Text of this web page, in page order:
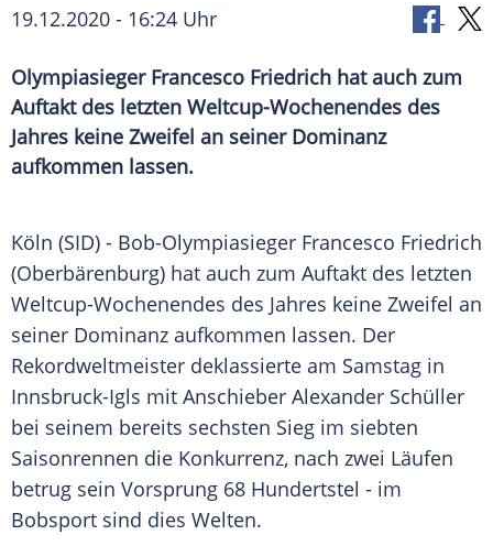
19.12.2020 - 16:24 Uhr
Olympiasieger Francesco Friedrich hat auch zum
Auftakt des letzten Weltcup-Wochenendes des
Jahres keine Zweifel an seiner Dominanz
aufkommen lassen.
Köln (SID) - Bob-Olympiasieger Francesco Friedrich
(Oberbärenburg) hat auch zum Auftakt des letzten
Weltcup-Wochenendes des Jahres keine Zweifel an
seiner Dominanz aufkommen lassen. Der
Rekordweltmeister deklassierte am Samstag in
Innsbruck-Igls mit Anschieber Alexander Schüller
bei seinem bereits sechsten Sieg im siebten
Saisonrennen die Konkurrenz, nach zwei Läufen
betrug sein Vorsprung 68 Hundertstel - im
Bobsport sind dies Welten.